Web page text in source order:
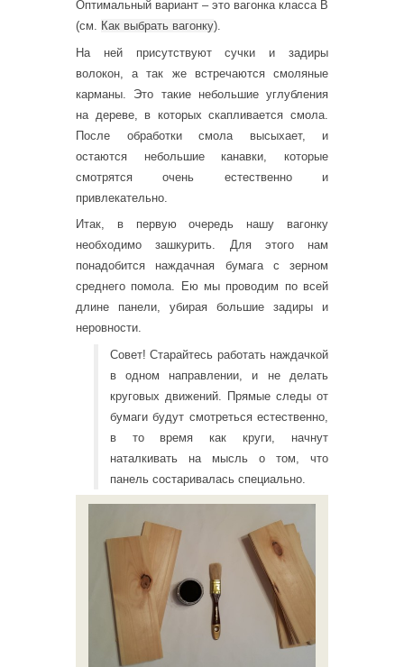
Оптимальный вариант – это вагонка класса В
(см. Как выбрать вагонку).
На ней присутствуют сучки и задиры
волокон, а так же встречаются смоляные
карманы. Это такие небольшие углубления
на дереве, в которых скапливается смола.
После обработки смола высыхает, и
остаются небольшие канавки, которые
смотрятся очень естественно и
привлекательно.
Итак, в первую очередь нашу вагонку
необходимо зашкурить. Для этого нам
понадобится наждачная бумага с зерном
среднего помола. Ею мы проводим по всей
длине панели, убирая большие задиры и
неровности.
Совет! Старайтесь работать наждачкой
в одном направлении, и не делать
круговых движений. Прямые следы от
бумаги будут смотреться естественно,
в то время как круги, начнут
наталкивать на мысль о том, что
панель состаривалась специально.